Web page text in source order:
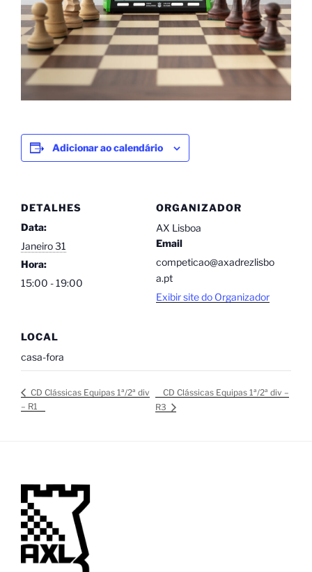
Adicionar ao calendário
DETALHES
Data:
Janeiro 31
Hora:
15:00 - 19:00
ORGANIZADOR
AX Lisboa
Email
competicao@axadrezlisbo
a.pt
Exibir site do Organizador
LOCAL
casa-fora
CD Clássicas Equipas 1ª/2ª div
– R1
CD Clássicas Equipas 1ª/2ª div –
R3